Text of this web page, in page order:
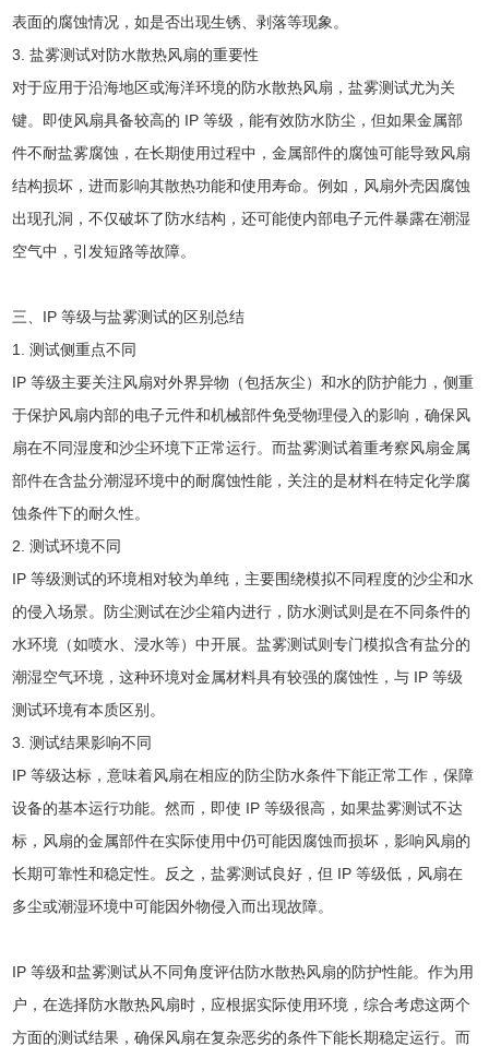
表面的腐蚀情况，如是否出现生锈、剥落等现象。
3. 盐雾测试对防水散热风扇的重要性
对于应用于沿海地区或海洋环境的防水散热风扇，盐雾测试尤为关
键。即使风扇具备较高的 IP 等级，能有效防水防尘，但如果金属部
件不耐盐雾腐蚀，在长期使用过程中，金属部件的腐蚀可能导致风扇
结构损坏，进而影响其散热功能和使用寿命。例如，风扇外壳因腐蚀
出现孔洞，不仅破坏了防水结构，还可能使内部电子元件暴露在潮湿
空气中，引发短路等故障。
三、IP 等级与盐雾测试的区别总结
1. 测试侧重点不同
IP 等级主要关注风扇对外界异物（包括灰尘）和水的防护能力，侧重
于保护风扇内部的电子元件和机械部件免受物理侵入的影响，确保风
扇在不同湿度和沙尘环境下正常运行。而盐雾测试着重考察风扇金属
部件在含盐分潮湿环境中的耐腐蚀性能，关注的是材料在特定化学腐
蚀条件下的耐久性。
2. 测试环境不同
IP 等级测试的环境相对较为单纯，主要围绕模拟不同程度的沙尘和水
的侵入场景。防尘测试在沙尘箱内进行，防水测试则是在不同条件的
水环境（如喷水、浸水等）中开展。盐雾测试则专门模拟含有盐分的
潮湿空气环境，这种环境对金属材料具有较强的腐蚀性，与 IP 等级
测试环境有本质区别。
3. 测试结果影响不同
IP 等级达标，意味着风扇在相应的防尘防水条件下能正常工作，保障
设备的基本运行功能。然而，即使 IP 等级很高，如果盐雾测试不达
标，风扇的金属部件在实际使用中仍可能因腐蚀而损坏，影响风扇的
长期可靠性和稳定性。反之，盐雾测试良好，但 IP 等级低，风扇在
多尘或潮湿环境中可能因外物侵入而出现故障。
IP 等级和盐雾测试从不同角度评估防水散热风扇的防护性能。作为用
户，在选择防水散热风扇时，应根据实际使用环境，综合考虑这两个
方面的测试结果，确保风扇在复杂恶劣的条件下能长期稳定运行。而